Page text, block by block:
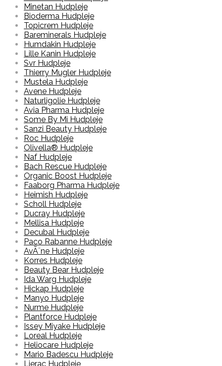
Minetan Hudpleje
Bioderma Hudpleje
Topicrem Hudpleje
Bareminerals Hudpleje
Humdakin Hudpleje
Lille Kanin Hudpleje
Svr Hudpleje
Thierry Mugler Hudpleje
Mustela Hudpleje
Avene Hudpleje
Naturligolie Hudpleje
Avia Pharma Hudpleje
Some By Mi Hudpleje
Sanzi Beauty Hudpleje
Roc Hudpleje
Olivella® Hudpleje
Naf Hudpleje
Bach Rescue Hudpleje
Organic Boost Hudpleje
Faaborg Pharma Hudpleje
Heimish Hudpleje
Scholl Hudpleje
Ducray Hudpleje
Mellisa Hudpleje
Decubal Hudpleje
Paco Rabanne Hudpleje
AvÃ¨ne Hudpleje
Korres Hudpleje
Beauty Bear Hudpleje
Ida Warg Hudpleje
Hickap Hudpleje
Manyo Hudpleje
Nurme Hudpleje
Plantforce Hudpleje
Issey Miyake Hudpleje
Loreal Hudpleje
Heliocare Hudpleje
Mario Badescu Hudpleje
Lierac Hudpleje